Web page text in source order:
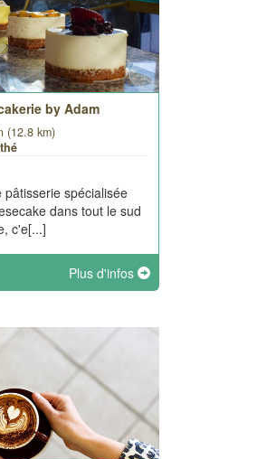
by Adam
(12.8 km)
pâtisserie spécialisée
dans tout le sud
c'e[...]
Plus d'infos